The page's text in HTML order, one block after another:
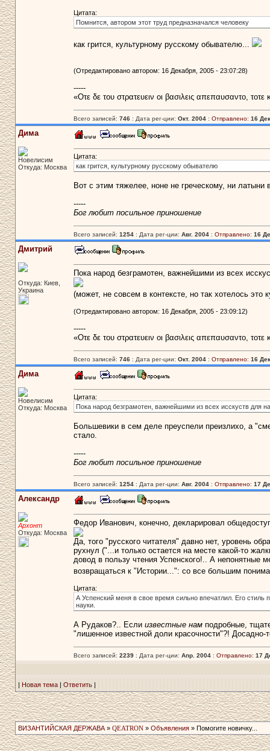
Цитата:
Помнится, автором этот труд предназначался человеку
как грится, культурному русскому обывателю...
(Отредактировано автором: 16 Декабря, 2005 - 23:07:28)
-----
«Οτε δε του στρατευειν οι βασιλεις απεπαυσαντο,
Всего записей: 746: Дата рег-ции: Окт. 2004: Отправлено: 16
Дима
Новелисим
Откуда: Москва
Цитата:
как грится, культурному русскому обывателю
Вот с этим тяжелее, ноне не греческому, ни
-----
Бог любит посильное приношение
Всего записей: 1254: Дата рег-ции: Авг. 2004: Отправлено: 16
Дмитрий
Откуда: Киев,
Украина
Пока народ безграмотен, важнейшими из всех
(может, не совсем в контексте, но так хотелось это
(Отредактировано автором: 16 Декабря, 2005 - 23:09:12)
-----
«Οτε δε του στρατευειν οι βασιλεις απεπαυσαντο,
Всего записей: 746: Дата рег-ции: Окт. 2004: Отправлено: 16
Дима
Новелисим
Откуда: Москва
Цитата:
Пока народ безграмотен, важнейшими из всех исскуств для
Большевики в сем деле преуспели преизлихо, а
стало.
-----
Бог любит посильное приношение
Всего записей: 1254: Дата рег-ции: Авг. 2004: Отправлено: 17
Александр
Архонт
Откуда: Москва
Федор Иванович, конечно, декларировал
Да, того "русского читателя" давно нет, уровень
рухнул ("...и только остается на месте какой-то
довод в пользу чтения Успенского!.. А непонятные
возвращаться к "Истории...": со все большим
Цитата:
А Успенский меня в свое время сильно впечатлил. Его
науки.
А Рудаков?.. Если известные намподробные,
"лишенное известной доли красочности"?! Досадно-
Всего записей: 2239: Дата рег-ции: Апр. 2004: Отправлено: 17
| Новая тема|Ответить|
ВИЗАНТИЙСКАЯ ДЕРЖАВА» QEATRON» Объявления» Помогите новичку...